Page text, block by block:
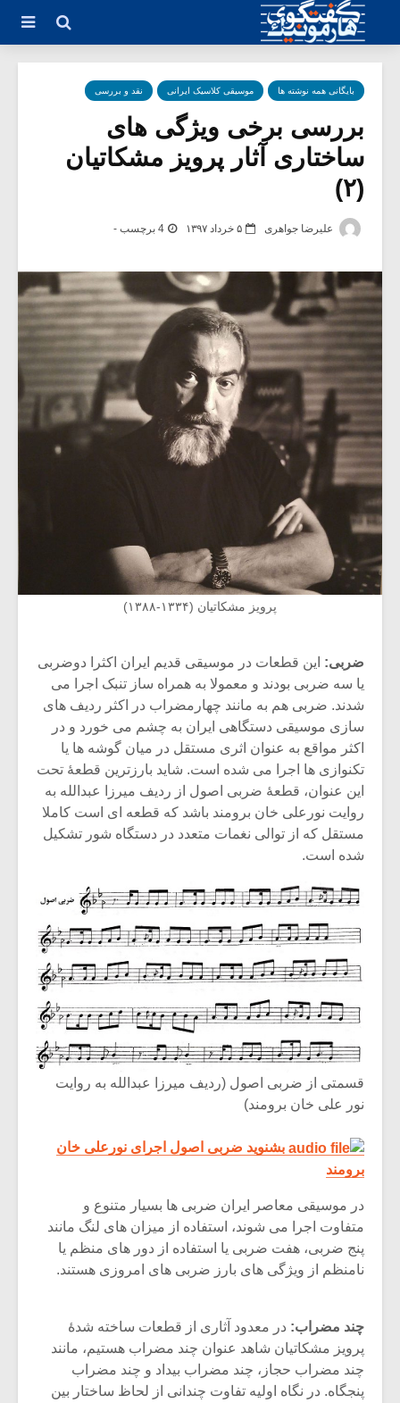
بایگانی همه نوشته ها موسیقی کلاسیک ایرانی نقد و بررسی
بررسی برخی ویژگی های
ساختاری آثار پرویز مشکاتیان
(۲)
علیرضا جواهری ۵ خرداد ۱۳۹۷ 4 برچسب -
پرویز مشکاتیان (۱۳۳۴-۱۳۸۸)
ضربی: این قطعات در موسیقی قدیم ایران اکثرا دوضربی
یا سه ضربی بودند و معمولا به همراه ساز تنبک اجرا می
شدند. ضربی هم به مانند چهارمضراب در اکثر ردیف های
سازی موسیقی دستگاهی ایران به چشم می خورد و در
اکثر مواقع به عنوان اثری مستقل در میان گوشه ها یا
تکنوازی ها اجرا می شده است. شاید بارزترین قطعۀ تحت
این عنوان، قطعۀ ضربی اصول از ردیف میرزا عبدالله به
روایت نورعلی خان برومند باشد که قطعه ای است کاملا
مستقل که از توالی نغمات متعدد در دستگاه شور تشکیل
شده است.
قسمتی از ضربی اصول (ردیف میرزا عبدالله به روایت
نور علی خان برومند)
بشنوید ضربی اصول اجرای نورعلی خان
برومند
در موسیقی معاصر ایران ضربی ها بسیار متنوع و
متفاوت اجرا می شوند، استفاده از میزان های لنگ مانند
پنج ضربی، هفت ضربی یا استفاده از دور های منظم یا
نامنظم از ویژگی های بارز ضربی های امروزی هستند.
چند مضراب: در معدود آثاری از قطعات ساخته شدۀ
پرویز مشکاتیان شاهد عنوان چند مضراب هستیم، مانند
چند مضراب حجاز، چند مضراب بیداد و چند مضراب
پنجگاه. در نگاه اولیه تفاوت چندانی از لحاظ ساختار بین
میکلوش روژا
شیش و نیم»
اگر نمی توانی
مشهورترین باشی،
موسیقی